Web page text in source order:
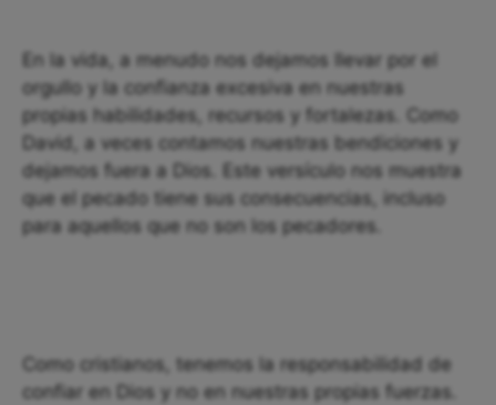
En la vida, a menudo nos dejamos llevar por el
orgullo y la confianza excesiva en nuestras
propias habilidades, recursos y fortalezas. Como
David, a veces contamos nuestras bendiciones y
dejamos fuera a Dios. Este versículo nos muestra
que el pecado tiene sus consecuencias, incluso
para aquellos que no son los pecadores.
Como cristianos, tenemos la responsabilidad de
confiar en Dios y no en nuestras propias fuerzas.